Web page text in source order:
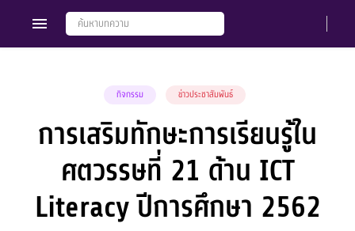
กิจกรรม ข่าวประชาสัมพันธ์
การเสริมทักษะการเรียนรู้ใน
ศตวรรษที่ 21 ด้าน ICT
Literacy ปีการศึกษา 2562
Members Groups